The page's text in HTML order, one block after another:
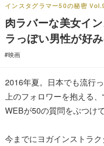
インスタグラマー50の秘密
肉ラバーな美女イ
ラっぽい男性が好
#映画
2016年夏。日本でも流行
上のフォロワーを抱える
WEBが50の質問をぶつけて
今までにヨガインストラ